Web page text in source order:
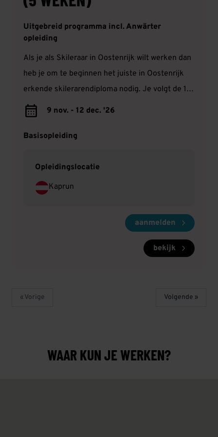
Uitgebreid programma incl. Anwärter
opleiding
Als je als Skileraar in Oostenrijk wilt werken dan
heb je om te beginnen het juiste in Oostenrijk
erkende skilerarendiploma nodig. Je volgt de 11-
daagse Anwärter opleiding in Oostenrijk. Je zult
verbeteren. Je kan hierna in alle skigebieden
9 nov. - 12 dec. '26
Basisopleiding
Opleidingslocatie
Kaprun
aanmelden
bekijk
« Vorige Volgende »
WAAR KUN JE WERKEN?